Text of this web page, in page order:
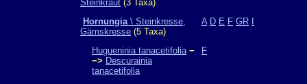
Steinkraut (3 Taxa)
Hornungia\ Steinkresse,
Gämskresse (5 Taxa)
A D E F GR
Hugueninia tanacetifolia −
−> Descurainia
tanacetifolia
F